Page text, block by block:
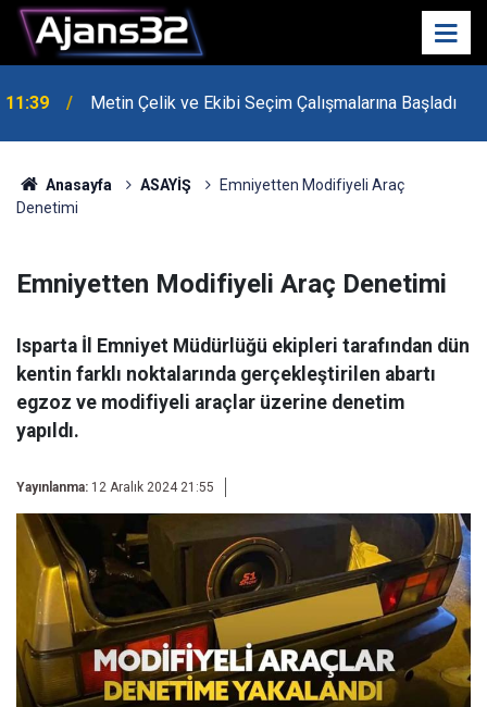
10:15 Hafta Sonu Havalar Nasıl Olacak?
Anasayfa ASAYİŞ
Emniyetten Modifiyeli Araç
Denetimi
Emniyetten Modifiyeli Araç Denetimi
Isparta İl Emniyet Müdürlüğü ekipleri tarafından dün
kentin farklı noktalarında gerçekleştirilen abartı
egzoz ve modifiyeli araçlar üzerine denetim
yapıldı.
Yayınlanma: 12 Aralık 2024 21:55